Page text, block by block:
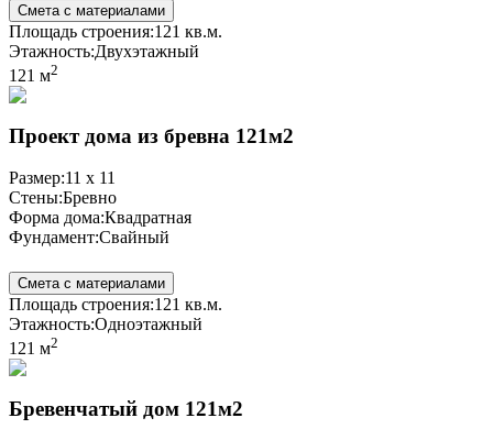
Смета с материалами
Площадь строения:121 кв.м.
Этажность:Двухэтажный
121 м2
Проект дома из бревна 121м2
Размер:11 x 11
Стены:Бревно
Форма дома:Квадратная
Фундамент:Свайный
Смета с материалами
Площадь строения:121 кв.м.
Этажность:Одноэтажный
121 м2
Бревенчатый дом 121м2